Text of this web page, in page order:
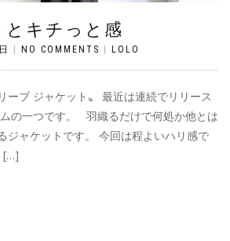
キチっと感
| NO COMMENTS | LOLO
ーブ ジャケット〟 最近は連続でリリース
の一つです。 羽織るだけで何処か他とは
ジャケットです。 今回は程よいハリ感で
[…]